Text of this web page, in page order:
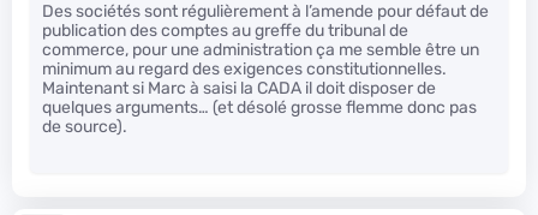
Des sociétés sont régulièrement à l’amende pour défaut de
publication des comptes au greffe du tribunal de
commerce, pour une administration ça me semble être un
minimum au regard des exigences constitutionnelles.
Maintenant si Marc à saisi la CADA il doit disposer de
quelques arguments… (et désolé grosse flemme donc pas
de source).